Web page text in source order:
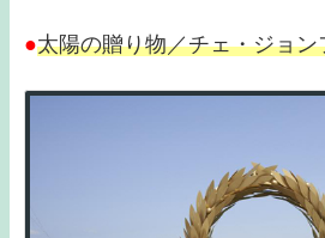
●太陽の贈り物／チェ・ジョ